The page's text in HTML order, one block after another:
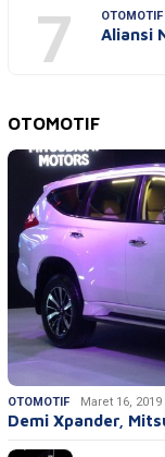
7 OTOMOTIF
Aliansi
OTOMOTIF
OTOMOTIF Maret 16, 2019
Demi Xpander,